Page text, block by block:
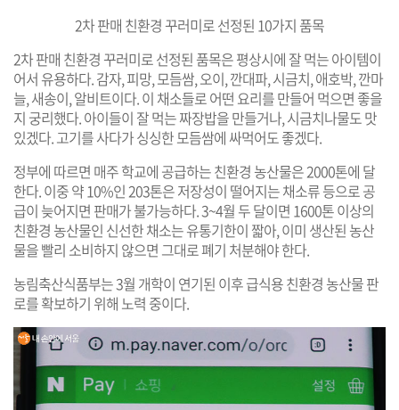
2차 판매 친환경 꾸러미로 선정된 10가지 품목
2차 판매 친환경 꾸러미로 선정된 품목은 평상시에 잘 먹는 아이템이
어서 유용하다. 감자, 피망, 모듬쌈, 오이, 깐대파, 시금치, 애호박, 깐마
늘, 새송이, 알비트이다. 이 채소들로 어떤 요리를 만들어 먹으면 좋을
지 궁리했다. 아이들이 잘 먹는 짜장밥을 만들거나, 시금치나물도 맛
있겠다. 고기를 사다가 싱싱한 모듬쌈에 싸먹어도 좋겠다.
정부에 따르면 매주 학교에 공급하는 친환경 농산물은 2000톤에 달
한다. 이중 약 10%인 203톤은 저장성이 떨어지는 채소류 등으로 공
급이 늦어지면 판매가 불가능하다. 3~4월 두 달이면 1600톤 이상의
친환경 농산물인 신선한 채소는 유통기한이 짧아, 이미 생산된 농산
물을 빨리 소비하지 않으면 그대로 폐기 처분해야 한다.
농림축산식품부는 3월 개학이 연기된 이후 급식용 친환경 농산물 판
로를 확보하기 위해 노력 중이다.